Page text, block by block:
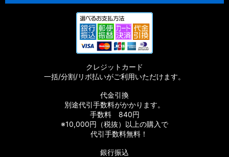
クレジットカード
一括/分割/リボ払いがご利用いただけます。
代金引換
別途代引手数料がかかります。
手数料 840円
※10,000円（税抜）以上の購入で
代引手数料無料！
銀行振込